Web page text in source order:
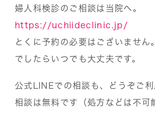
婦人科検診のご相談は当院へ。
https://uchiideclinic.jp/
とくに予約の必要はございません
でしたらいつでも大丈夫です。
公式LINEでの相談も、どうぞご利
相談は無料です（処方などは不可